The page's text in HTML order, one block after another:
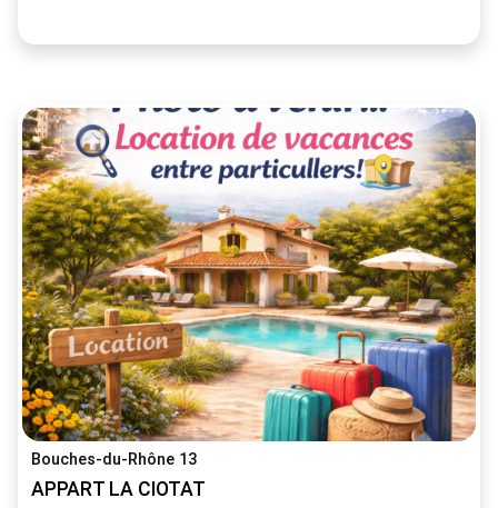
Bouches-du-Rhône 13
APPART LA CIOTAT